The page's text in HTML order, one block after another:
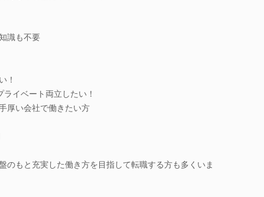
識も不要
！
ライベート両立したい！
厚い会社で働きたい方
もと充実した働き方を目指して転職する方も多くいま